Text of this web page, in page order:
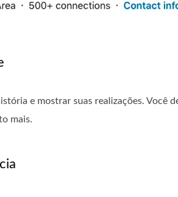
e mostrar suas realizações. Você
mais.